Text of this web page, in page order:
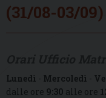
(31/08-03/09)
Lunedì - Mercoledì -
dalle ore 9:30 alle ore